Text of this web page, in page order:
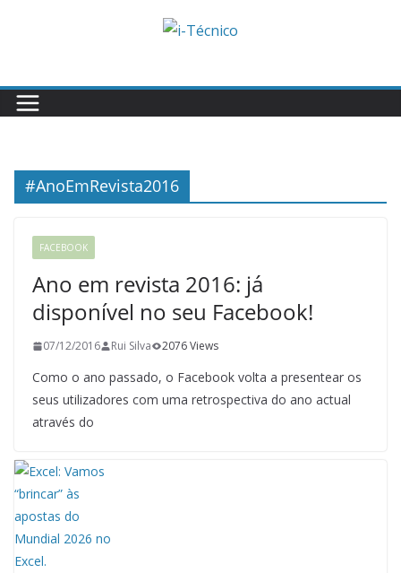
#AnoEmRevista2016
FACEBOOK
Ano em revista 2016: já
disponível no seu Facebook!
07/12/2016 Rui Silva 2076 Views
Como o ano passado, o Facebook volta a presentear os
seus utilizadores com uma retrospectiva do ano actual
através do